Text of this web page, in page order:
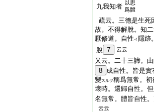
九我知者 以思
爲體
疏云。三德是生死
故。不得解脫。知
厭修道。自性 イ 隱跡
脫 7 云云
又云。二十三諦。
8 成自性。皆是
變スルヲ稱爲無常。
壞時。還歸自性。
名無常。體皆自性
云云